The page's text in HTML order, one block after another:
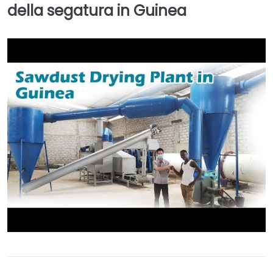
della segatura in Guinea